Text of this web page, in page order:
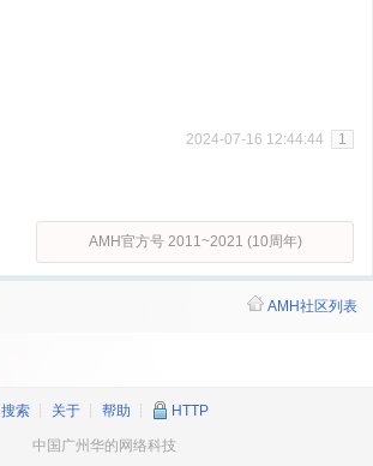
2024-07-16 12:44:44 1
AMH官方号 2011~2021 (10周年)
AMH社区列表
搜索┊ 关于┊ 帮助 HTTP
中国广州华的网络科技